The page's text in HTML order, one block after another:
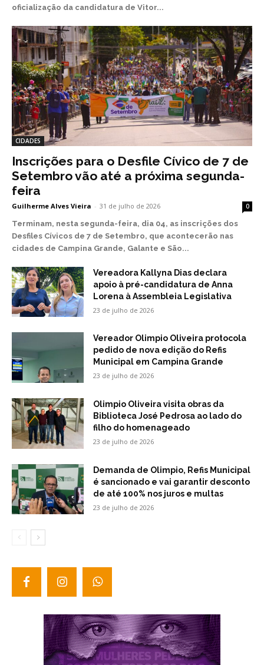
oficialização da candidatura de Vitor...
CIDADES
Inscrições para o Desfile Cívico de 7 de
Setembro vão até a próxima segunda-
feira
Guilherme Alves Vieira - 31 de julho de 2026 0
Terminam, nesta segunda-feira, dia 04, as inscrições dos
Desfiles Cívicos de 7 de Setembro, que acontecerão nas
cidades de Campina Grande, Galante e São...
Vereadora Kallyna Dias declara
apoio à pré-candidatura de Anna
Lorena à Assembleia Legislativa
23 de julho de 2026
Vereador Olimpio Oliveira protocola
pedido de nova edição do Refis
Municipal em Campina Grande
23 de julho de 2026
Olimpio Oliveira visita obras da
Biblioteca José Pedrosa ao lado do
filho do homenageado
23 de julho de 2026
Demanda de Olimpio, Refis Municipal
é sancionado e vai garantir desconto
de até 100% nos juros e multas
23 de julho de 2026